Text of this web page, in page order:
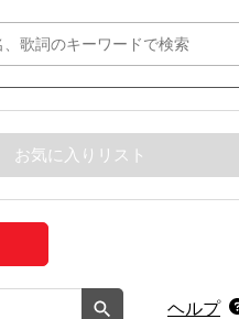
お気に入りリスト
ヘルプ